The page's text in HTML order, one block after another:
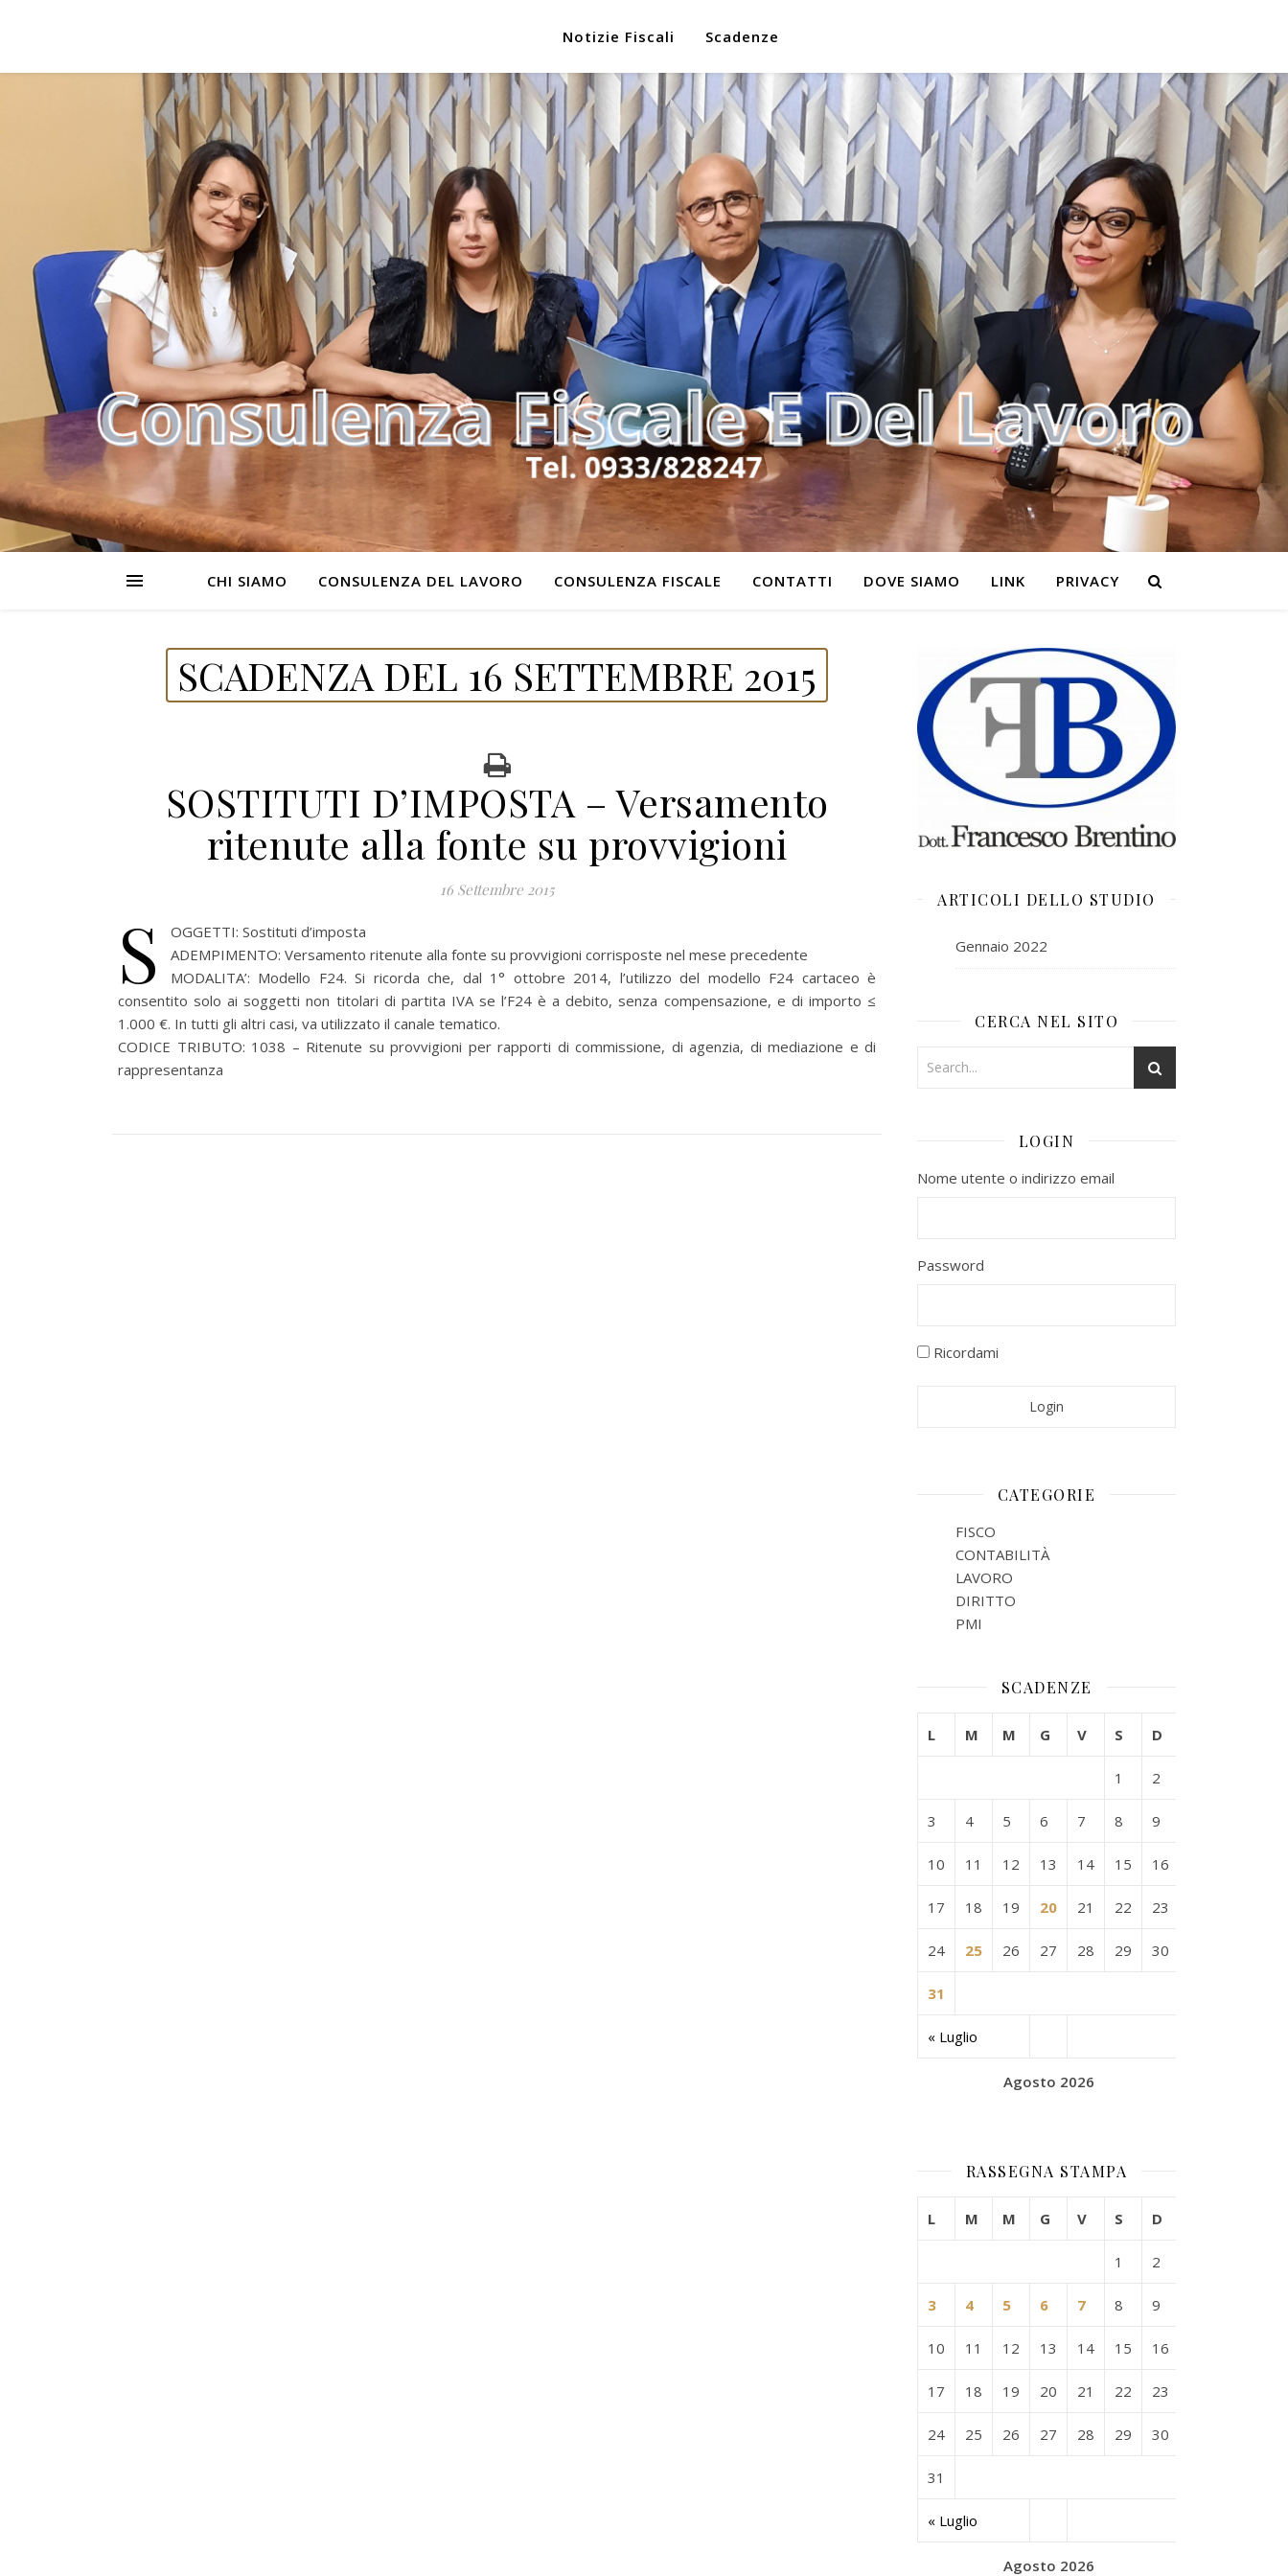
Notizie Fiscali Scadenze
CHI SIAMO CONSULENZA DEL LAVORO CONSULENZA FISCALE CONTATTI DOVE SIAMO LINK PRIVACY
SCADENZA DEL 16 SETTEMBRE 2015
SOSTITUTI D’IMPOSTA – Versamento
ritenute alla fonte su provvigioni
16 Settembre 2015
S
OGGETTI: Sostituti d’imposta
ADEMPIMENTO: Versamento ritenute alla fonte su provvigioni corrisposte nel mese precedente
MODALITA’: Modello F24. Si ricorda che, dal 1° ottobre 2014, l’utilizzo del modello F24 cartaceo è
consentito solo ai soggetti non titolari di partita IVA se l’F24 è a debito, senza compensazione, e di importo ≤
1.000 €. In tutti gli altri casi, va utilizzato il canale tematico.
CODICE TRIBUTO: 1038 – Ritenute su provvigioni per rapporti di commissione, di agenzia, di mediazione e di
rappresentanza
ARTICOLI DELLO STUDIO
Gennaio 2022
CERCA NEL SITO
LOGIN
Nome utente o indirizzo email
Password
Ricordami
CATEGORIE
FISCO
CONTABILITÀ
LAVORO
DIRITTO
PMI
SCADENZE
Agosto 2026
L M M G V S D
« Luglio
1 2
3 4 5 6 7 8 9
10 11 12 13 14 15 16
17 18 19 20 21 22 23
24 25 26 27 28 29 30
31
RASSEGNA STAMPA
Agosto 2026
L M M G V S D
« Luglio
1 2
3 4 5 6 7 8 9
10 11 12 13 14 15 16
17 18 19 20 21 22 23
24 25 26 27 28 29 30
31